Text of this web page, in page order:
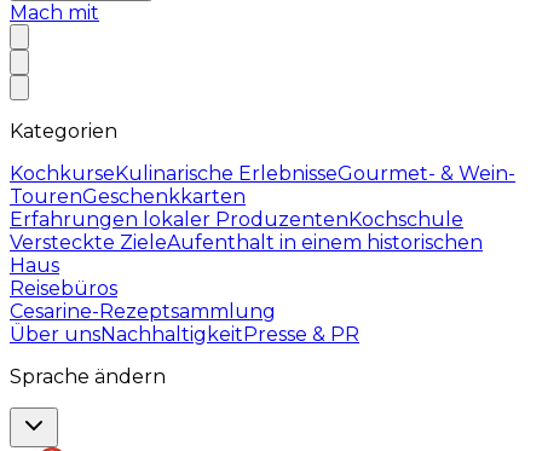
Mach mit
Kategorien
KochkurseKulinarische ErlebnisseGourmet- & Wein-
TourenGeschenkkarten
Erfahrungen lokaler ProduzentenKochschule
Versteckte ZieleAufenthalt in einem historischen
Haus
Reisebüros
Cesarine-Rezeptsammlung
Über unsNachhaltigkeitPresse & PR
Sprache ändern